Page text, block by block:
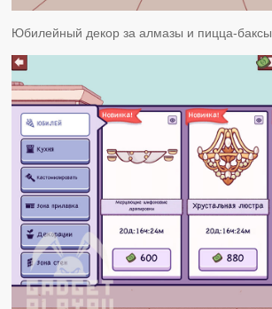
Юбилейный декор за алмазы и пицца-баксы.